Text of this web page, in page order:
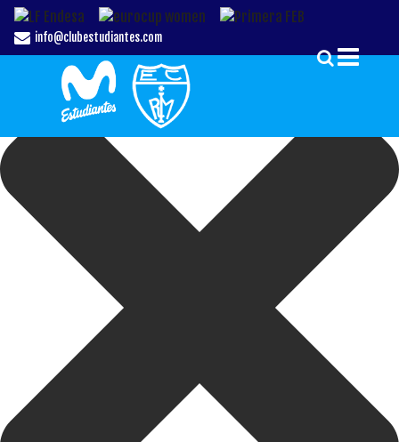
Gestionar el Consentimiento de las Cookies
info@clubestudiantes.com